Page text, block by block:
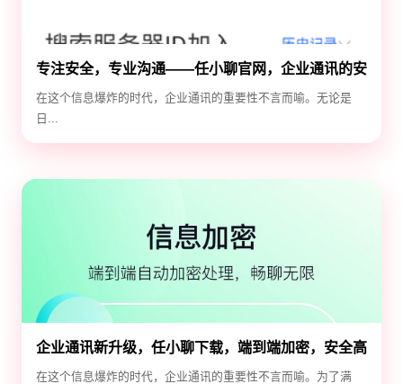
专注安全，专业沟通——任小聊官网，企业通讯的安
全守护神
在这个信息爆炸的时代，企业通讯的重要性不言而喻。无论是
日...
企业通讯新升级，任小聊下载，端到端加密，安全高
效！
在这个信息爆炸的时代，企业通讯的重要性不言而喻。为了满